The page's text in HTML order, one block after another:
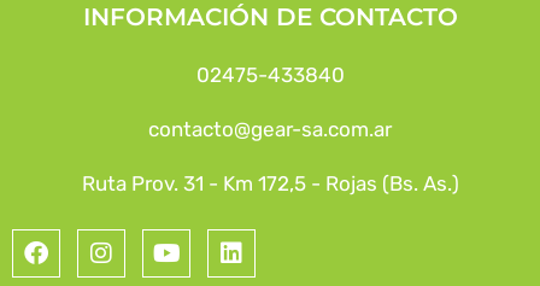
INFORMACIÓN DE CONTACTO
02475-433840
contacto@gear-sa.com.ar
Ruta Prov. 31 - Km 172,5 - Rojas (Bs. As.)